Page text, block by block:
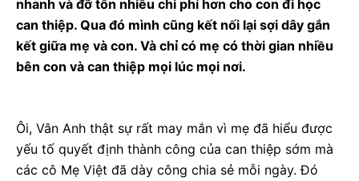
nhanh và đỡ tốn nhiều chi phí hơn cho con đi học
can thiệp. Qua đó mình cũng kết nối lại sợi dây gắn
kết giữa mẹ và con. Và chỉ có mẹ có thời gian nhiều
bên con và can thiệp mọi lúc mọi nơi.
Ôi, Vân Anh thật sự rất may mắn vì mẹ đã hiểu được
yếu tố quyết định thành công của can thiệp sớm mà
các cô Mẹ Việt đã dày công chia sẻ mỗi ngày. Đó